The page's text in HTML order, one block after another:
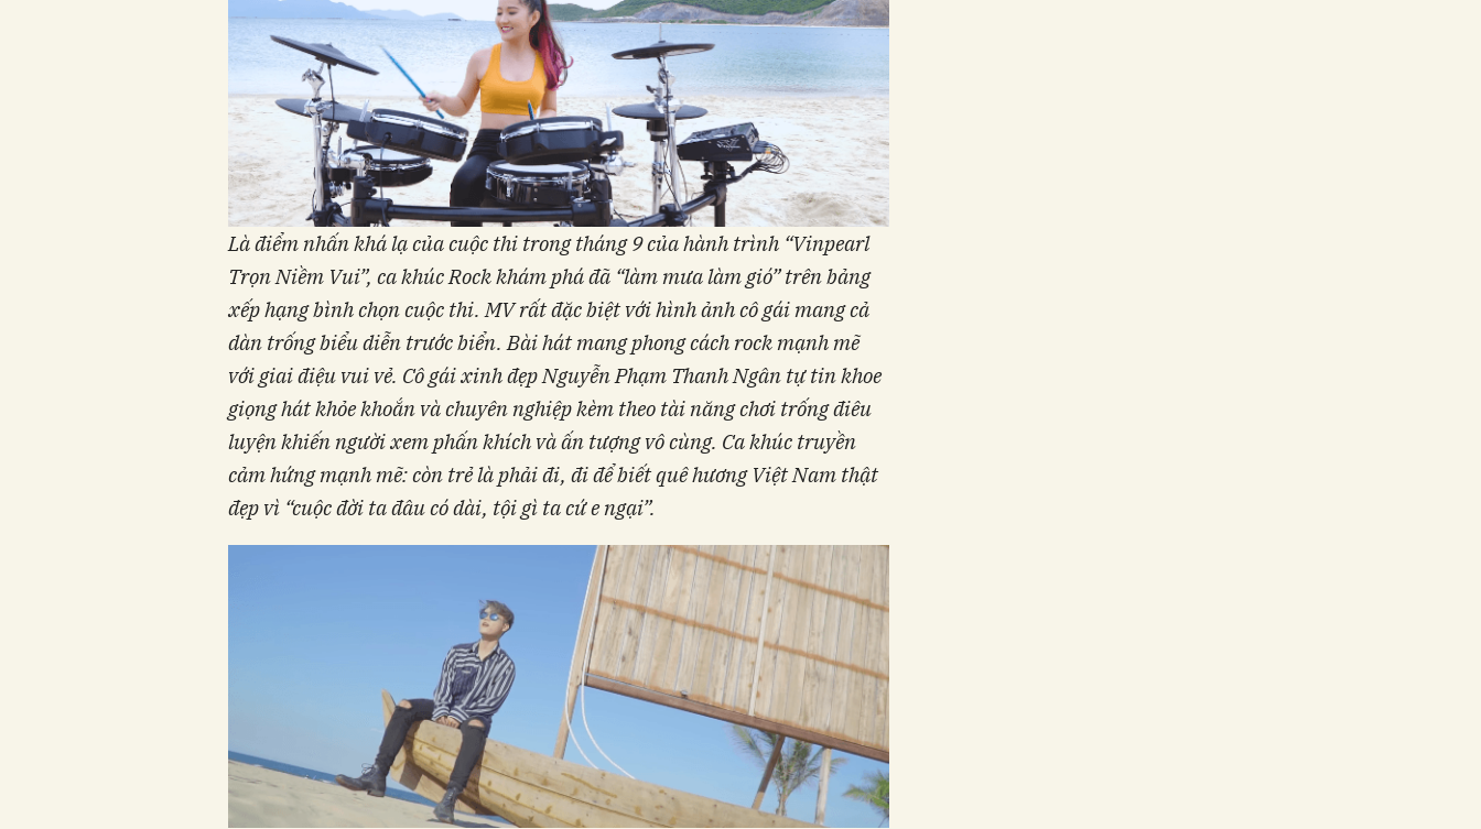
Là điểm nhấnkhá lạcủa cuộc thi trong tháng 9củahành trình “Vinpearl
Trọn Niềm Vui”, ca khúc Rock khám phá đã “làm mưa làm gió”trênbảng
xếp hạng bình chọn cuộc thi. MV rấtđặc biệtvới hình ảnhcô gái mang cả
dàn trống biểu diễn trước biển. Bài hát mang phong cách rock mạnh mẽ
với giai điệu vui vẻ. Cô gái xinh đẹp Nguyễn Phạm Thanh Ngân tự tin khoe
giọng hát khỏe khoắn và chuyên nghiệp kèm theo tài năng chơi trống điêu
luyện khiến người xem phấn khích và ấn tượng vô cùng. Ca khúc truyền
cảm hứng mạnh mẽ: còn trẻ là phải đi, đi để biết quê hương Việt Nam thật
đẹp vì “cuộc đời ta đâu có dài, tội gì ta cứ e ngại”.